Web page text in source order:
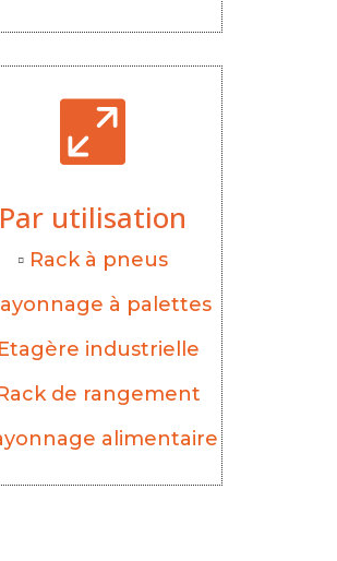

Par utilisation
▫ Rack à pneus
à palettes
Etagère industrielle
de rangement
alimentaire